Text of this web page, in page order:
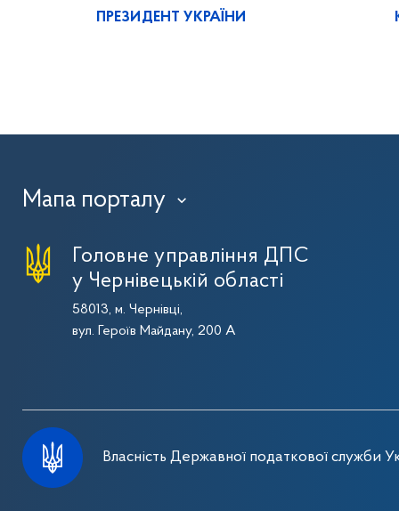
ПРЕЗИДЕНТ УКРАЇНИ
Мапа порталу ›
Головне управління ДПС
у Чернівецькій області
58013, м. Чернівці,
вул. Героїв Майдану, 200 А
Власність Державної податкової служби